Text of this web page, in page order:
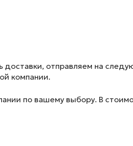
доставки, отправляем на
компании.
по вашему выбору. В